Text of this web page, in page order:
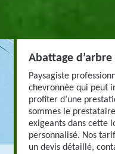
Abattage
Paysagiste
chevronnée qui peut
profiter d’une
sommes le
exigeants dans cette
personnalisé. Nos
un devis détaillé,